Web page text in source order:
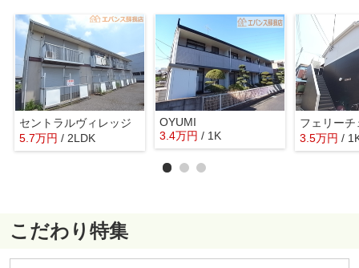
セントラルヴィレッジ
5.7万円 / 2LDK
OYUMI
3.4万円 / 1K
フェリーチ
3.5万円 /
こだわり特集